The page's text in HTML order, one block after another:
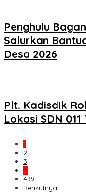
Penghulu
Salurkan
Desa 2026
Plt. Kadisdik
Lokasi SDN
1
2
3
…
439
Berikutnya